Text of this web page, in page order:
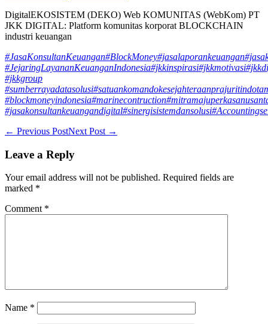
DigitalEKOSISTEM (DEKO) Web KOMUNITAS (WebKom) PT
JKK DIGITAL: Platform komunitas korporat BLOCKCHAIN
industri keuangan
#JasaKonsultanKeuangan#BlockMoney#jasalaporankeuangan
#JejaringLayananKeuanganIndonesia#jkkinspirasi#jkkmotivasi
#jkkgroup
#sumberrayadatasolusi
#blockmoneyindonesia#marinecontruction
#jasakonsultankeuangandigital#sinergisistemdansolusi
Post
← Previous PostNext Post →
Leave a Reply
Your email address will not be published. Required fields are
marked *
Comment *
Name *